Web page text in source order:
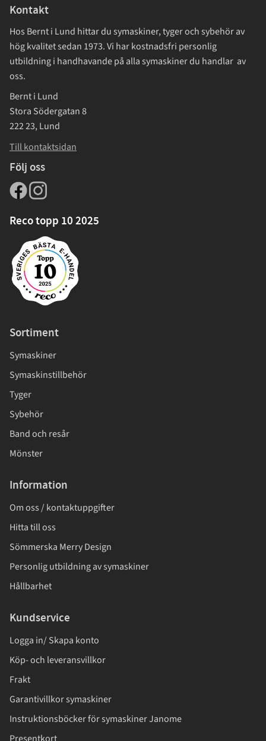
Kontakt
Hos Bernt i Lund hittar du symaskiner, tyger och sybehör av
hög kvalitet sedan 1973. Vi har kostnadsfri personlig
utbildning i handhavande på alla symaskiner du handlar av
oss.
Bernt i Lund
Stora Södergatan 8
222 23, Lund
Till kontaktsidan
Följ oss
Reco topp 10 2025
Sortiment
Symaskiner
Symaskinstillbehör
Tyger
Sybehör
Band och resår
Mönster
Information
Om oss / kontaktuppgifter
Hitta till oss
Sömmerska Merry Design
Personlig utbildning av symaskiner
Hållbarhet
Kundservice
Logga in/ Skapa konto
Köp- och leveransvillkor
Frakt
Garantivillkor symaskiner
Instruktionsböcker för symaskiner Janome